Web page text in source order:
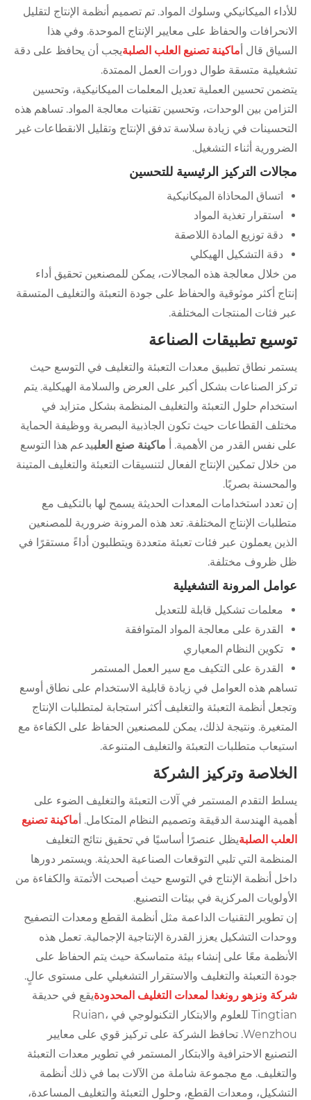
للأداء الميكانيكي وسلوك المواد. تم تصميم أنظمة الإنتاج لتقليل
الانحرافات والحفاظ على معايير الإنتاج الموحدة. وفي هذا
السياق قال أ ماكينة تصنيع العلب الصلبةيجب أن يحافظ على دقة
تشغيلية متسقة طوال دورات العمل الممتدة.
يتضمن تحسين العملية تعديل المعلمات الميكانيكية، وتحسين
التزامن بين الوحدات، وتحسين تقنيات معالجة المواد. تساهم هذه
التحسينات في زيادة سلاسة تدفق الإنتاج وتقليل الانقطاعات غير
الضرورية أثناء التشغيل.
مجالات التركيز الرئيسية للتحسين
اتساق المحاذاة الميكانيكية
استقرار تغذية المواد
دقة توزيع المادة اللاصقة
دقة التشكيل الهيكلي
من خلال معالجة هذه المجالات، يمكن للمصنعين تحقيق أداء
إنتاج أكثر موثوقية والحفاظ على جودة التعبئة والتغليف المتسقة
عبر فئات المنتجات المختلفة.
توسيع تطبيقات الصناعة
يستمر نطاق تطبيق معدات التعبئة والتغليف في التوسع حيث
تركز الصناعات بشكل أكبر على العرض والسلامة الهيكلية. يتم
استخدام حلول التعبئة والتغليف المنظمة بشكل متزايد في
مختلف القطاعات حيث تكون الجاذبية البصرية ووظيفة الحماية
على نفس القدر من الأهمية. أ
ماكينة صنع العلبيدعم هذا التوسع
من خلال تمكين الإنتاج الفعال لتنسيقات التعبئة والتغليف المتينة
والمحسنة بصريًا.
إن تعدد استخدامات المعدات الحديثة يسمح لها بالتكيف مع
متطلبات الإنتاج المختلفة. تعد هذه المرونة ضرورية للمصنعين
الذين يعملون عبر فئات تعبئة متعددة ويتطلبون أداءً مستقرًا في
ظل ظروف مختلفة.
عوامل المرونة التشغيلية
معلمات تشكيل قابلة للتعديل
القدرة على معالجة المواد المتوافقة
تكوين النظام المعياري
القدرة على التكيف مع سير العمل المستمر
تساهم هذه العوامل في زيادة قابلية الاستخدام على نطاق أوسع
وتجعل أنظمة التعبئة والتغليف أكثر استجابة لمتطلبات الإنتاج
المتغيرة. ونتيجة لذلك، يمكن للمصنعين الحفاظ على الكفاءة مع
استيعاب متطلبات التعبئة والتغليف المتنوعة.
الخلاصة وتركيز الشركة
يسلط التقدم المستمر في آلات التعبئة والتغليف الضوء على
أهمية الهندسة الدقيقة وتصميم النظام المتكامل. أ ماكينة تصنيع
العلب الصلبةيظل عنصرًا أساسيًا في تحقيق نتائج التغليف
المنظمة التي تلبي التوقعات الصناعية الحديثة. ويستمر دورها
داخل أنظمة الإنتاج في التوسع حيث أصبحت الأتمتة والكفاءة من
الأولويات المركزية في بيئات التصنيع.
إن تطوير التقنيات الداعمة مثل أنظمة القطع ومعدات التصفيح
ووحدات التشكيل يعزز القدرة الإنتاجية الإجمالية. تعمل هذه
الأنظمة معًا على إنشاء بيئة متماسكة حيث يتم الحفاظ على
جودة التعبئة والتغليف والاستقرار التشغيلي على مستوى عالٍ.
شركة ونزهو رونغدا لمعدات التغليف المحدودةيقع في حديقة
Tingtian للعلوم والابتكار التكنولوجي في Ruian،
Wenzhou. تحافظ الشركة على تركيز قوي على معايير
التصنيع الاحترافية والابتكار المستمر في تطوير معدات التعبئة
والتغليف. مع مجموعة شاملة من الآلات بما في ذلك أنظمة
التشكيل، ومعدات القطع، وحلول التعبئة والتغليف المساعدة،